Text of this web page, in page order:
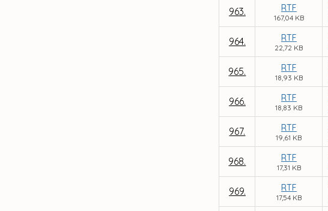
963. RTF
167,04 KB
964. RTF
22,72 KB
965. RTF
18,93 KB
966. RTF
18,83 KB
967. RTF
19,61 KB
968. RTF
17,31 KB
969. RTF
17,54 KB